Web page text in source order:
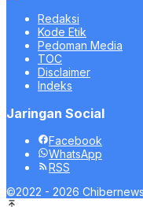
Redaksi
Kode Etik
Pedoman Media
TOC
Disclaimer
Indeks
Jaringan Social
Facebook
WhatsApp
RSS
©2022 - 2026